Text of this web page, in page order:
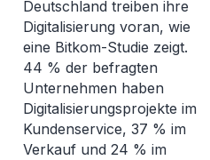
Deutschland treiben ihre
Digitalisierung voran, wie
eine Bitkom-Studie zeigt.
44 % der befragten
Unternehmen haben
Digitalisierungsprojekte im
Kundenservice, 37 % im
Verkauf und 24 % im